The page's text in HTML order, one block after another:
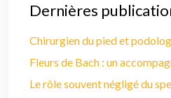
Dernières
Chirurgien du pied et
Fleurs de Bach : un
Le rôle souvent négligé du